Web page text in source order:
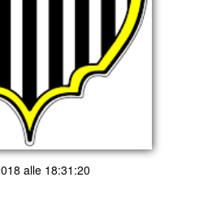
alle 18:31:20